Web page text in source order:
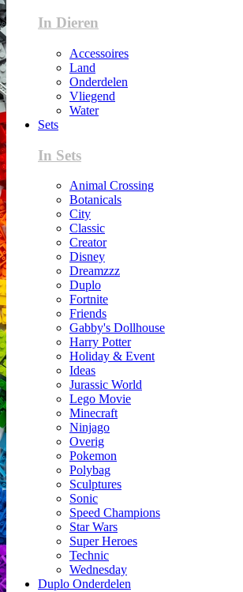
In Dieren
Accessoires
Land
Onderdelen
Vliegend
Water
Sets
In Sets
Animal Crossing
Botanicals
City
Classic
Creator
Disney
Dreamzzz
Duplo
Fortnite
Friends
Gabby's Dollhouse
Harry Potter
Holiday & Event
Ideas
Jurassic World
Lego Movie
Minecraft
Ninjago
Overig
Pokemon
Polybag
Sculptures
Sonic
Speed Champions
Star Wars
Super Heroes
Technic
Wednesday
Duplo Onderdelen